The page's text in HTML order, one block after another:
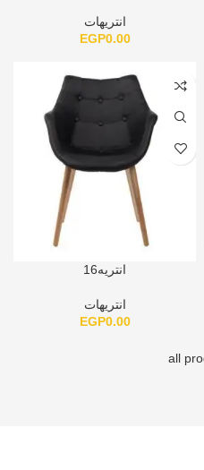
انتريهات
EGP0.00
انتريه16
انتريهات
EGP0.00
all